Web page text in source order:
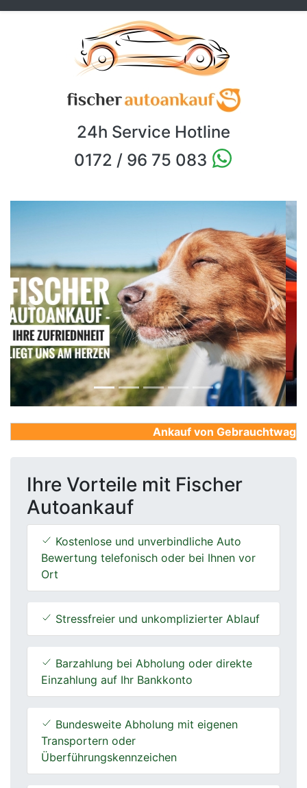
24h Service Hotline
0172 / 96 75 083
Previous Next
Ankauf von
Ihre Vorteile mit Fischer
Autoankauf
Kostenlose und unverbindliche Auto
Bewertung telefonisch oder bei Ihnen vor
Ort
Stressfreier und unkomplizierter Ablauf
Barzahlung bei Abholung oder direkte
Einzahlung auf Ihr Bankkonto
Bundesweite Abholung mit eigenen
Transportern oder
Überführungskennzeichen